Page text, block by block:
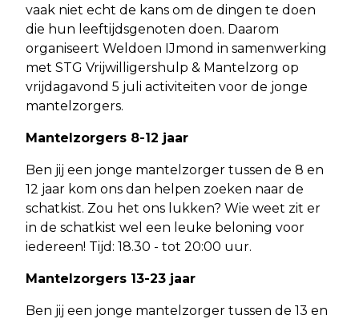
vaak niet echt de kans om de dingen te doen
die hun leeftijdsgenoten doen. Daarom
organiseert Weldoen IJmond in samenwerking
met STG Vrijwilligershulp & Mantelzorg op
vrijdagavond 5 juli activiteiten voor de jonge
mantelzorgers.
Mantelzorgers 8-12 jaar
Ben jij een jonge mantelzorger tussen de 8 en
12 jaar kom ons dan helpen zoeken naar de
schatkist. Zou het ons lukken? Wie weet zit er
in de schatkist wel een leuke beloning voor
iedereen! Tijd: 18.30 - tot 20:00 uur.
Mantelzorgers 13-23 jaar
Ben jij een jonge mantelzorger tussen de 13 en